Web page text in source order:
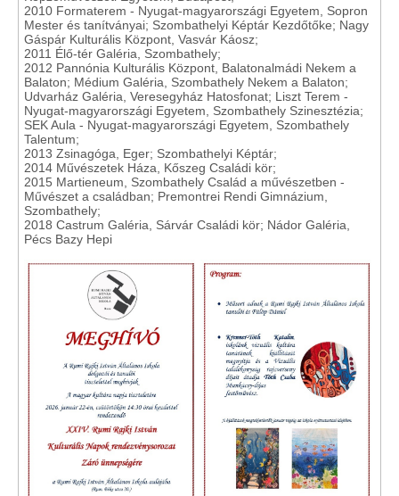
2010 Formaterem - Nyugat-magyarországi Egyetem, Sopron
Mester és tanítványai; Szombathelyi Képtár Kezdőtőke; Nagy
Gáspár Kulturális Központ, Vasvár Káosz;
2011 Élő-tér Galéria, Szombathely;
2012 Pannónia Kulturális Központ, Balatonalmádi Nekem a
Balaton; Médium Galéria, Szombathely Nekem a Balaton;
Udvarház Galéria, Veresegyház Hatosfonat; Liszt Terem -
Nyugat-magyarországi Egyetem, Szombathely Szinesztézia;
SEK Aula - Nyugat-magyarországi Egyetem, Szombathely
Talentum;
2013 Zsinagóga, Eger; Szombathelyi Képtár;
2014 Művészetek Háza, Kőszeg Családi kör;
2015 Martieneum, Szombathely Család a művészetben -
Művészet a családban; Premontrei Rendi Gimnázium,
Szombathely;
2018 Castrum Galéria, Sárvár Családi kör; Nádor Galéria,
Pécs Bazy Hepi